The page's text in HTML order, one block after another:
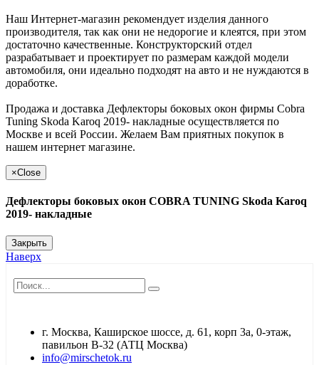
Наш Интернет-магазин рекомендует изделия данного
производителя, так как они не недорогие и клеятся, при этом
достаточно качественные. Конструкторский отдел
разрабатывает и проектирует по размерам каждой модели
автомобиля, они идеально подходят на авто и не нуждаются в
доработке.
Продажа и доставка Дефлекторы боковых окон фирмы Cobra
Tuning Skoda Karoq 2019- накладные осуществляется по
Москве и всей России. Желаем Вам приятных покупок в
нашем интернет магазине.
×Close
Дефлекторы боковых окон COBRA TUNING Skoda Karoq
2019- накладные
Закрыть
Наверх
г. Москва, Каширское шоссе, д. 61, корп 3а, 0-этаж,
павильон В-32 (АТЦ Москва)
info@mirschetok.ru